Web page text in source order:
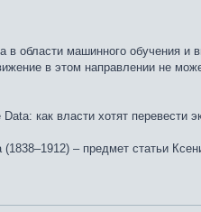
области машинного обучения и
в этом направлении не
как власти хотят перевести
– предмет статьи